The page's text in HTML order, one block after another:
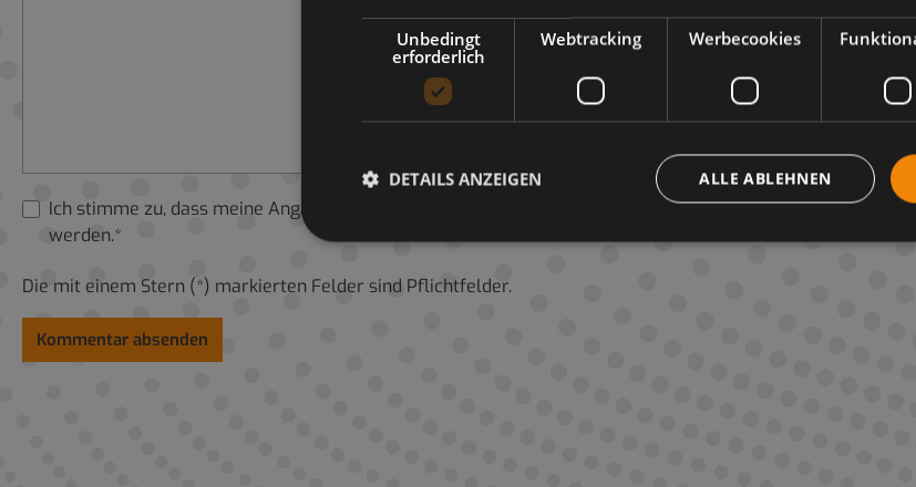
Ich stimme zu, dass meine Angaben und Daten zur Anzeige und Beantwortung meines Kommentars
werden.*
Die mit einem Stern (*) markierten Felder sind Pflichtfelder.
Kommentar absenden
Unbedingt
erforderlich
Webtracking Werbecookies
ALLE ABLEHNEN
DETAILS ANZEIGEN